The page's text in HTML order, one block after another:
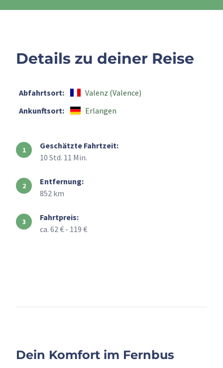
Details zu deiner Reise
Abfahrtsort:
Valenz (Valence)
Ankunftsort:
Erlangen
Geschätzte Fahrtzeit:
10 Std. 11 Min.
Entfernung:
852 km
Fahrtpreis:
ca. 62 € - 119 €
Dein Komfort im Fernbus